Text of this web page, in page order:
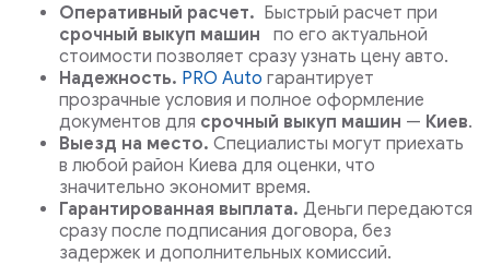
Оперативный расчет. Быстрый расчет при
срочный выкуп машин
по его актуальной
стоимости позволяет сразу узнать цену авто.
Надежность. PRO Auto гарантирует
прозрачные условия и полное оформление
документов для срочный выкуп машин — Киев.
Выезд на место. Специалисты могут приехать
в любой район Киева для оценки, что
значительно экономит время.
Гарантированная выплата. Деньги передаются
сразу после подписания договора, без
задержек и дополнительных комиссий.